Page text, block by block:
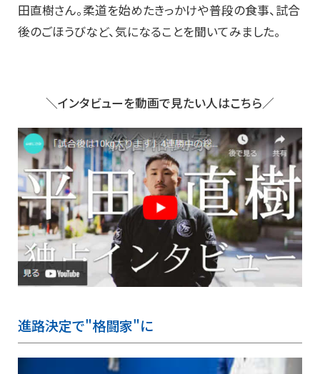
田直樹さん。柔道を始めたきっかけや普段の食事、試合
後のごほうびなど、気になることを聞いてみました。
＼インタビューを動画で見たい人はこちら／
進路決定で"格闘家"に